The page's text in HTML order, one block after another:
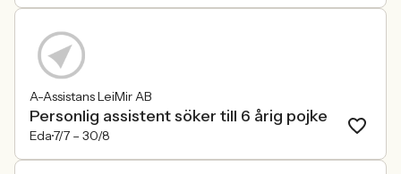
A-Assistans LeiMir AB
Personlig assistent söker till 6 årig pojke
Eda7/7 – 30/8